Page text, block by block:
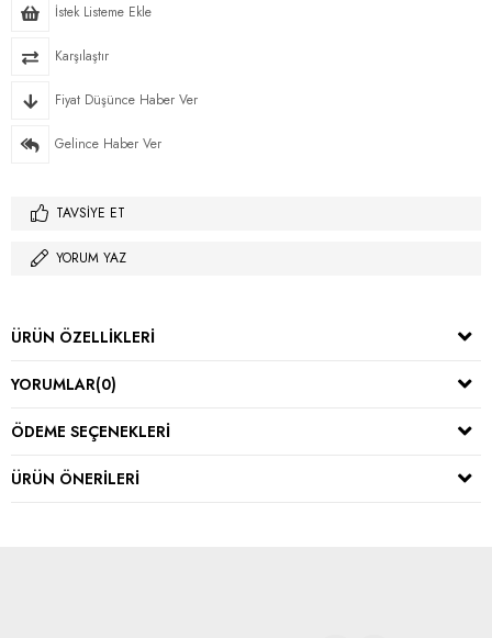
İstek Listeme Ekle
Karşılaştır
Fiyat Düşünce Haber Ver
Gelince Haber Ver
TAVSIYE ET
YORUM YAZ
ÜRÜN ÖZELLIKLERI
YORUMLAR(0)
ÖDEME SEÇENEKLERI
ÜRÜN ÖNERILERI